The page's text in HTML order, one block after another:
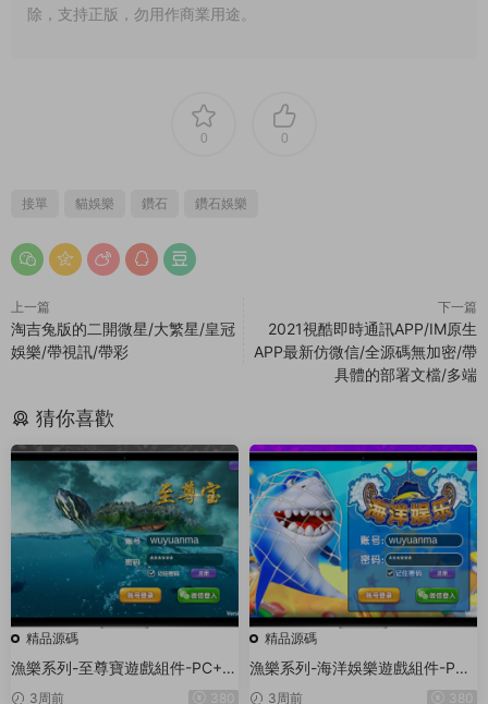
除，支持正版，勿用作商業用途。
0 0
接單 貓娛樂 鑽石 鑽石娛樂
上一篇
淘吉兔版的二開微星/大繁星/皇冠
娛樂/帶視訊/帶彩
下一篇
2021視酷即時通訊APP/IM原生
APP最新仿微信/全源碼無加密/帶
具體的部署文檔/多端
猜你喜歡
精品源碼
漁樂系列-至尊寶遊戲組件-PC+安
卓+蘋果3端
3周前 380
精品源碼
漁樂系列-海洋娛樂遊戲組件-PC
+安卓+蘋果3端
3周前 380